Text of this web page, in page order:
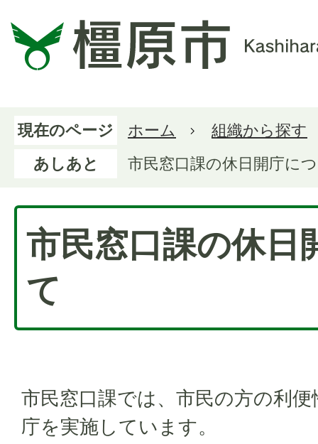
現在のページ ホーム
組織から探す
あしあと
市民窓口課の休日開庁に
市民窓口課の休日
て
市民窓口課では、市民の方の利
庁を実施しています。